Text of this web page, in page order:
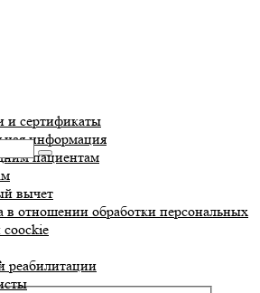
и сертификаты
информация
пациентам
вычет
в отношении обработки персональных
реабилитации